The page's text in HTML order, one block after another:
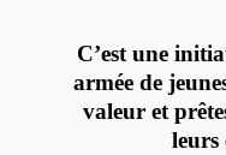
C’est une
armée de
valeur et
leurs